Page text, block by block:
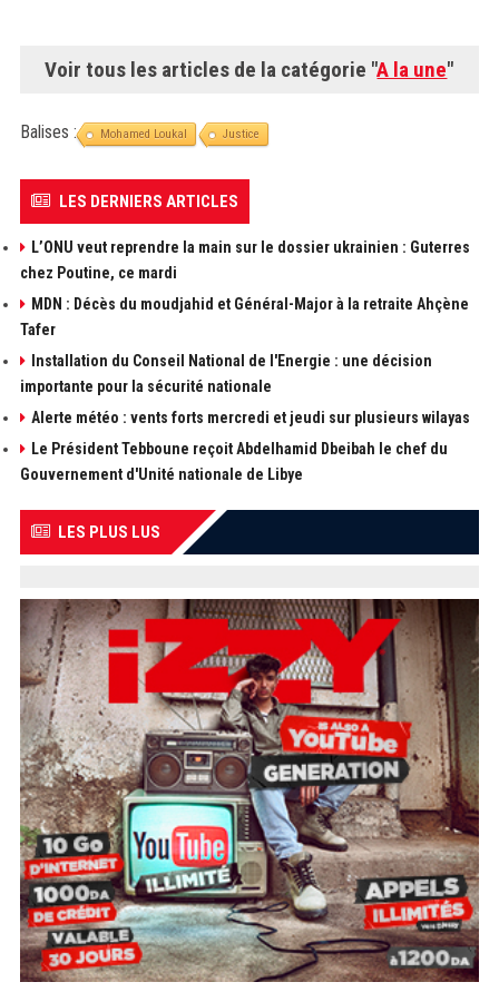
Voir tous les articles de la catégorie "A la une"
Balises : Mohamed Loukal Justice
LES DERNIERS ARTICLES
L’ONU veut reprendre la main sur le dossier ukrainien : Guterres
chez Poutine, ce mardi
MDN : Décès du moudjahid et Général-Major à la retraite Ahçène
Tafer
Installation du Conseil National de l'Energie : une décision
importante pour la sécurité nationale
Alerte météo : vents forts mercredi et jeudi sur plusieurs wilayas
Le Président Tebboune reçoit Abdelhamid Dbeibah le chef du
Gouvernement d'Unité nationale de Libye
LES PLUS LUS